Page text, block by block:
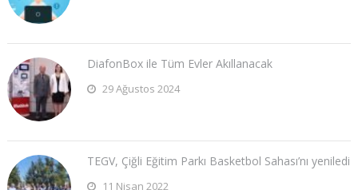
DiafonBox ile Tüm Evler Akıllanacak
29 Ağustos 2024
TEGV, Çiğli Eğitim Parkı Basketbol Sahası’nı yeniledi
11 Nisan 2022